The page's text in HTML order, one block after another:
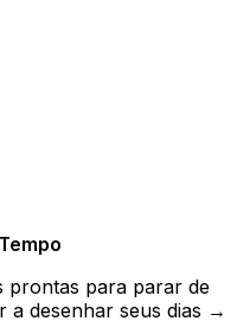
prontas para parar de
a desenhar seus dias →